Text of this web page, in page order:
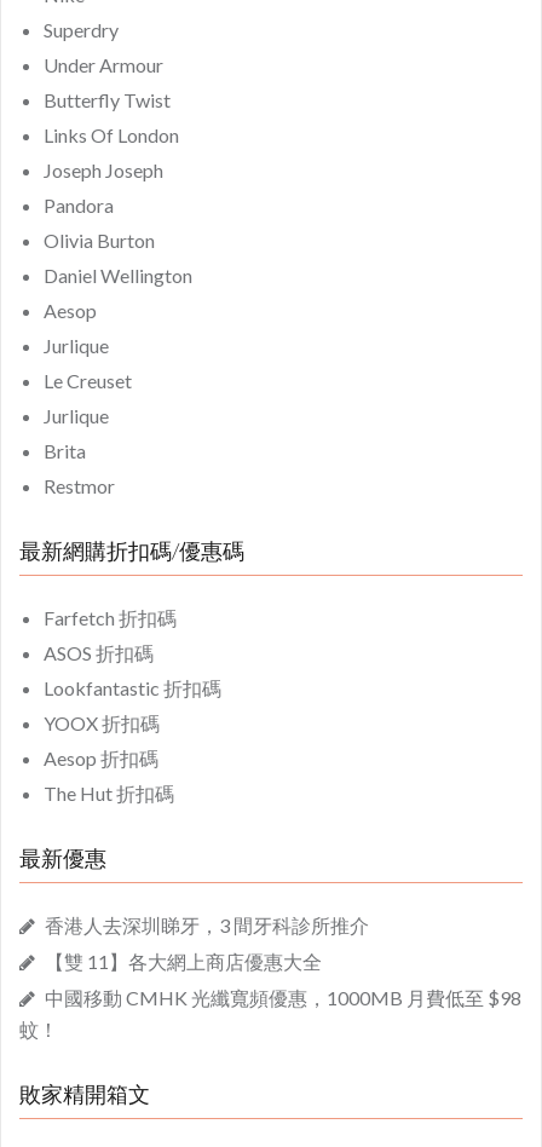
Superdry
Under Armour
Butterfly Twist
Links Of London
Joseph Joseph
Pandora
Olivia Burton
Daniel Wellington
Aesop
Jurlique
Le Creuset
Jurlique
Brita
Restmor
最新網購折扣碼/優惠碼
Farfetch 折扣碼
ASOS 折扣碼
Lookfantastic 折扣碼
YOOX 折扣碼
Aesop 折扣碼
The Hut 折扣碼
最新優惠
香港人去深圳睇牙，3 間牙科診所推介
【雙 11】各大網上商店優惠大全
中國移動 CMHK 光纖寬頻優惠，1000MB 月費低至 $98
蚊！
敗家精開箱文